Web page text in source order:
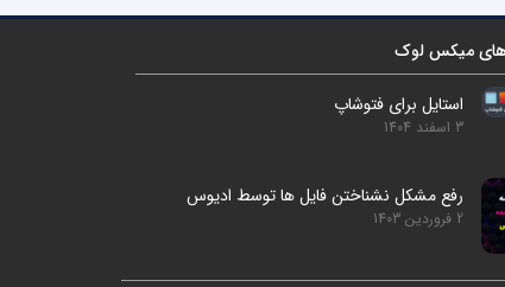
میکس لوک
استایل برای فتوشاپ
3 اسفند 1404
رفع مشکل نشناختن فایل ها توسط ادیوس
2 فروردین 1403